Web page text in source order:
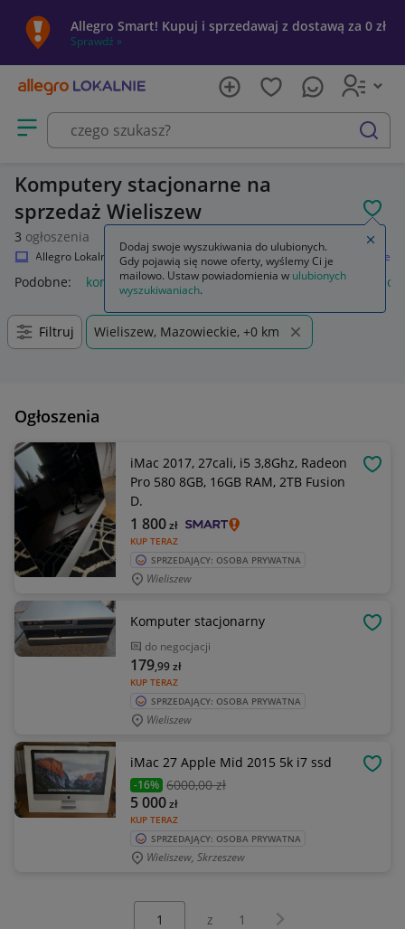
Allegro Smart! Kupuj i sprzedawaj z dostawą za 0 zł
Sprawdź »
Otwórz menu z kategoriami
szukaj
Komputery stacjonarne na
sprzedaż Wieliszew
3 ogłoszenia
Allegro Lokalnie Elektronika Komputery Komputery stacjonarne
Podobne: komputer stacjonarny używane komputery
Filtruj Wieliszew, Mazowieckie, +0 km
Ogłoszenia
iMac 2017, 27cali, i5 3,8Ghz, Radeon
Pro 580 8GB, 16GB RAM, 2TB Fusion
D.
KUP TERAZ
1 800zł
SPRZEDAJĄCY: OSOBA PRYWATNA
Wieliszew
Komputer stacjonarny
do negocjacji
KUP TERAZ
179,99zł
SPRZEDAJĄCY: OSOBA PRYWATNA
Wieliszew
iMac 27 Apple Mid 2015 5k i7 ssd
-16% 6000,00 zł
KUP TERAZ
5 000zł
SPRZEDAJĄCY: OSOBA PRYWATNA
Wieliszew, Skrzeszew
z 1 Następna strona
Dodaj swoje wyszukiwania do ulubionych.
Gdy pojawią się nowe oferty, wyślemy Ci je
mailowo. Ustaw powiadomienia w ulubionych
wyszukiwaniach.